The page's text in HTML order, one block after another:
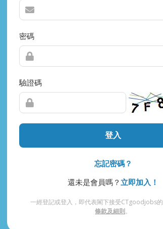
密碼
驗證碼
登入
忘記密碼？
還未是會員嗎？ 立即加入！
一經登記或登入，即代表閣下接受CTgoodjobs的
條款及細則。